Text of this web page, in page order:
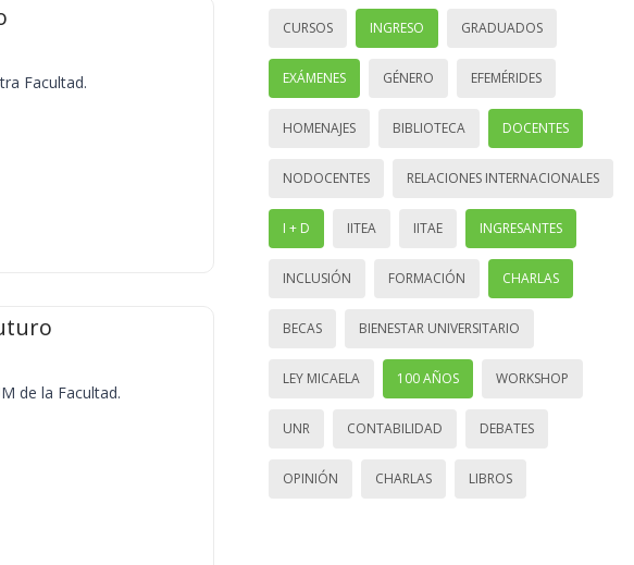
Facultad.
de la Facultad.
CURSOS INGRESO GRADUADOS
EXÁMENES GÉNERO EFEMÉRIDES
HOMENAJES BIBLIOTECA DOCENTES
NODOCENTES RELACIONES INTERNACIONALES
I + D IITEA IITAE INGRESANTES
INCLUSIÓN FORMACIÓN CHARLAS
BECAS BIENESTAR UNIVERSITARIO
LEY MICAELA 100 AÑOS WORKSHOP
UNR CONTABILIDAD DEBATES
OPINIÓN CHARLAS LIBROS